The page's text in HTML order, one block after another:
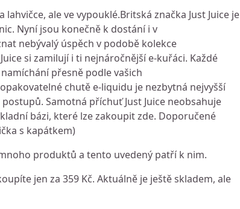
ale ve vypouklé.Britská značka Just Juice je
Nyní jsou konečně k dostání i v
nebývalý úspěch v podobě kolekce
si zamilují i ti nejnáročnější e-kuřáci. Každé
přesně podle vašich
chutě e-liquidu je nezbytná nejvyšší
Samotná příchuť Just Juice neobsahuje
bázi, které lze zakoupit zde. Doporučené
s kapátkem)
produktů a tento uvedený patří k nim.
jen za 359 Kč. Aktuálně je ještě skladem, ale